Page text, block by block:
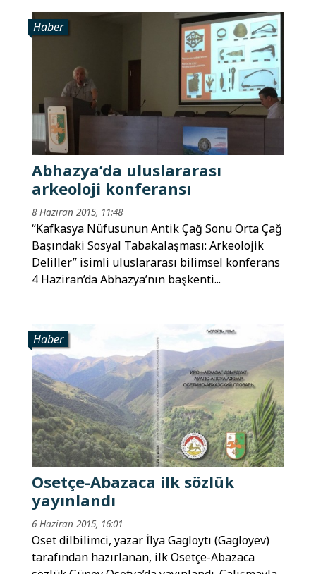
Haber
Abhazya’da uluslararası
arkeoloji konferansı
8 Haziran 2015, 11:48
“Kafkasya Nüfusunun Antik Çağ Sonu Orta Çağ
Başındaki Sosyal Tabakalaşması: Arkeolojik
Deliller” isimli uluslararası bilimsel konferans
4 Haziran’da Abhazya’nın başkenti...
Haber
Osetçe-Abazaca ilk sözlük
yayınlandı
6 Haziran 2015, 16:01
Oset dilbilimci, yazar İlya Gagloytı (Gagloyev)
tarafından hazırlanan, ilk Osetçe-Abazaca